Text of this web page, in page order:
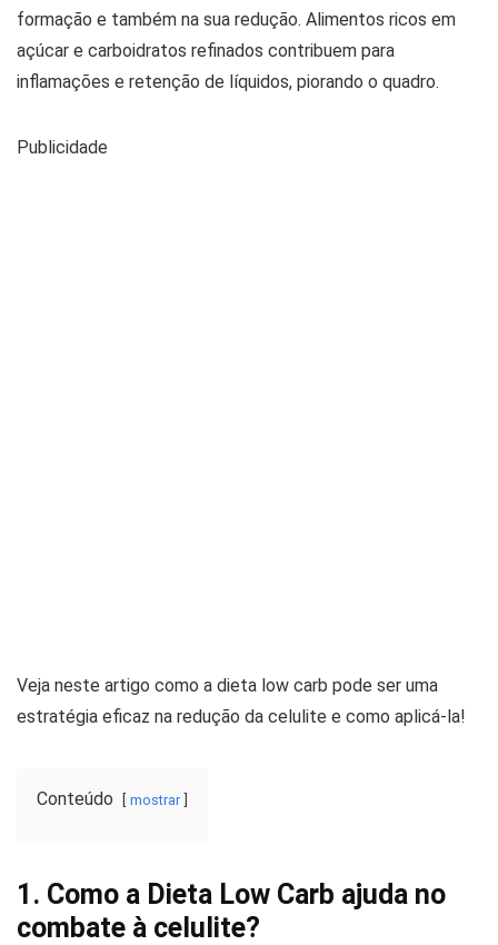
formação e também na sua redução. Alimentos ricos em
açúcar e carboidratos refinados contribuem para
inflamações e retenção de líquidos, piorando o quadro.
Publicidade
Veja neste artigo como a dieta low carb pode ser uma
estratégia eficaz na redução da celulite e como aplicá-la!
Conteúdo mostrar
1. Como a Dieta Low Carb ajuda no
combate à celulite?